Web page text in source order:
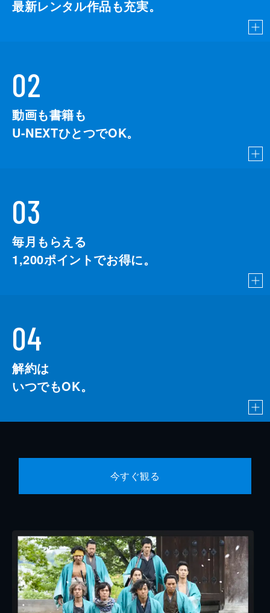
最新レンタル作品も充実。
02
動画も書籍も
U-NEXTひとつでOK。
03
毎月もらえる
1,200ポイントでお得に。
04
解約は
いつでもOK。
今すぐ観る